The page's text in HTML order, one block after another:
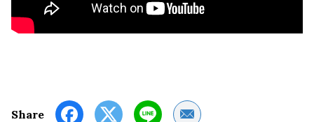
Share Share by Email